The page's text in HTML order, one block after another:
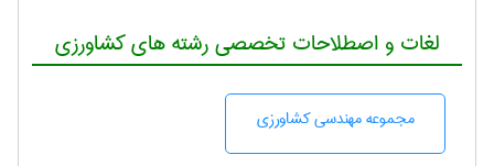
لغات و اصطلاحات تخصصی رشته های کشاورزی
مجموعه مهندسی كشاورزی